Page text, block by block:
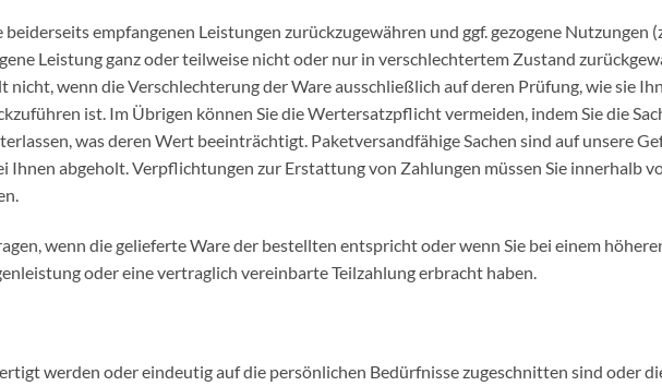
empfangenen Leistungen zurückzugewähren und ggf. gezogene Nutzungen
Leistung ganz oder teilweise nicht oder nur in verschlechtertem Zustand
nicht, wenn die Verschlechterung der Ware ausschließlich auf deren Prüfung, wie sie
ist. Im Übrigen können Sie die Wertersatzpflicht vermeiden, indem Sie die
was deren Wert beeinträchtigt. Paketversandfähige Sachen sind auf unsere
Ihnen abgeholt. Verpflichtungen zur Erstattung von Zahlungen müssen Sie innerhalb
wenn die gelieferte Ware der bestellten entspricht oder wenn Sie bei einem
oder eine vertraglich vereinbarte Teilzahlung erbracht haben.
werden oder eindeutig auf die persönlichen Bedürfnisse zugeschnitten sind oder